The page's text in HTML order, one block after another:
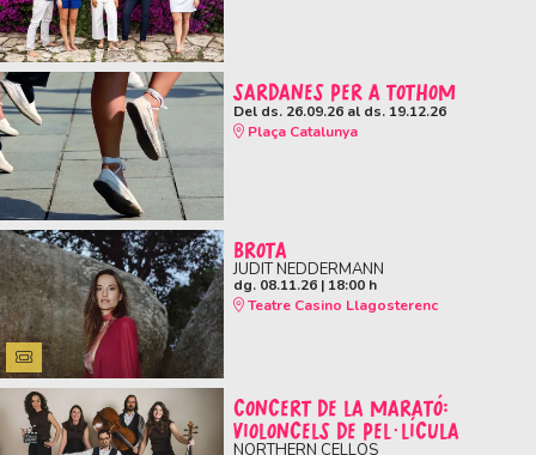
SARDANES PER A TOTHOM
Del ds. 26.09.26al ds. 19.12.26
Plaça Catalunya
BROTA
JUDIT NEDDERMANN
dg. 08.11.26| 18:00 h
Teatre Casino Llagosterenc
CONCERT DE LA MARATÓ:
VIOLONCELS DE PEL·LÍCULA
NORTHERN CELLOS